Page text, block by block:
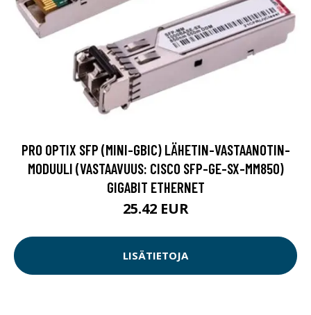
PRO OPTIX SFP (MINI-GBIC) LÄHETIN-VASTAANOTIN-
MODUULI (VASTAAVUUS: CISCO SFP-GE-SX-MM850)
GIGABIT ETHERNET
25.42 EUR
LISÄTIETOJA